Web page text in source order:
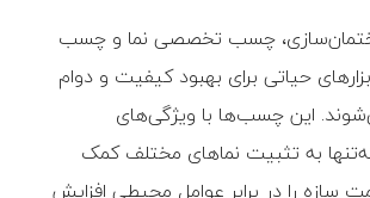
چسب تخصصی نما و چسب
حیاتی برای بهبود کیفیت و دوام
این چسب‌ها با ویژگی‌های
به تثبیت نماهای مختلف کمک
سازه را در برابر عوامل محیطی افزایش